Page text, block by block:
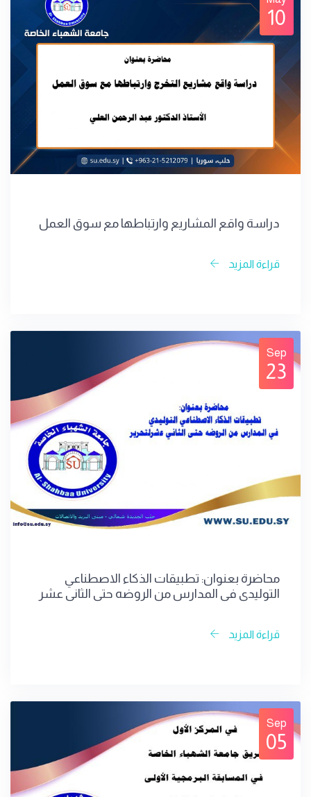
10
دراسة واقع المشاريع وارتباطها مع سوق العمل
قراءة المزيد
Sep
23
محاضرة بعنوان: تطبيقات الذكاء الاصطناعي
التوليدي في المدارس من الروضه حتى الثاني عشر
قراءة المزيد
Sep
05